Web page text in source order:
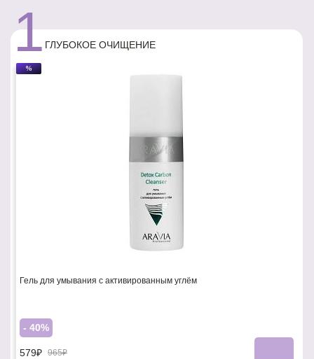
1ГЛУБОКОЕ ОЧИЩЕНИЕ
%
Гель для умывания с активированным углём
- 40%
579₽ 965₽